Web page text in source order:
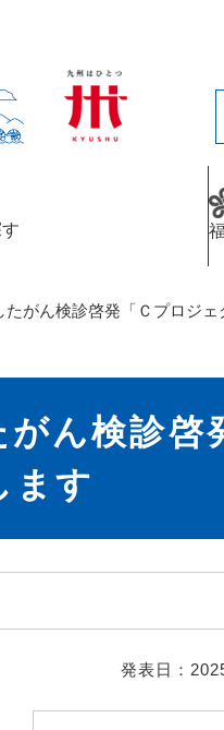
たがん検診啓発「Ｃプロジ
ん検診啓
ます
発表日：